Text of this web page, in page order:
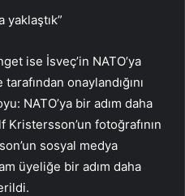
yaklaştık”
ise İsveç’in NATO’ya
onaylandığını
NATO’ya bir adım daha
Kristersson’un fotoğrafının
sosyal medya
üyeliğe bir adım daha